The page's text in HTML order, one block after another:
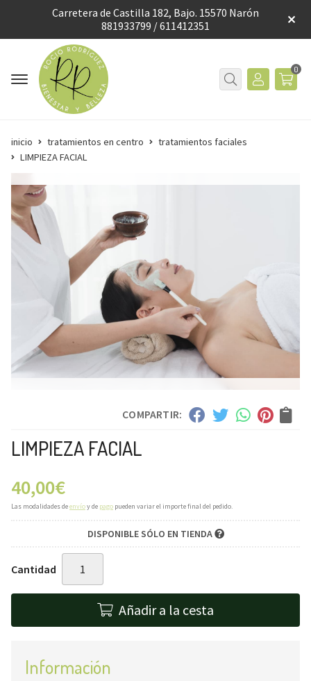
Carretera de Castilla 182, Bajo. 15570 Narón
881933799 / 611412351
0
inicio tratamientos en centro
tratamientos faciales
LIMPIEZA FACIAL
COMPARTIR:
LIMPIEZA FACIAL
40,00€
Las modalidades deenvíoy de pago pueden variar el importe final del pedido.
DISPONIBLE SÓLO EN TIENDA
Cantidad
Añadir a la cesta
Información